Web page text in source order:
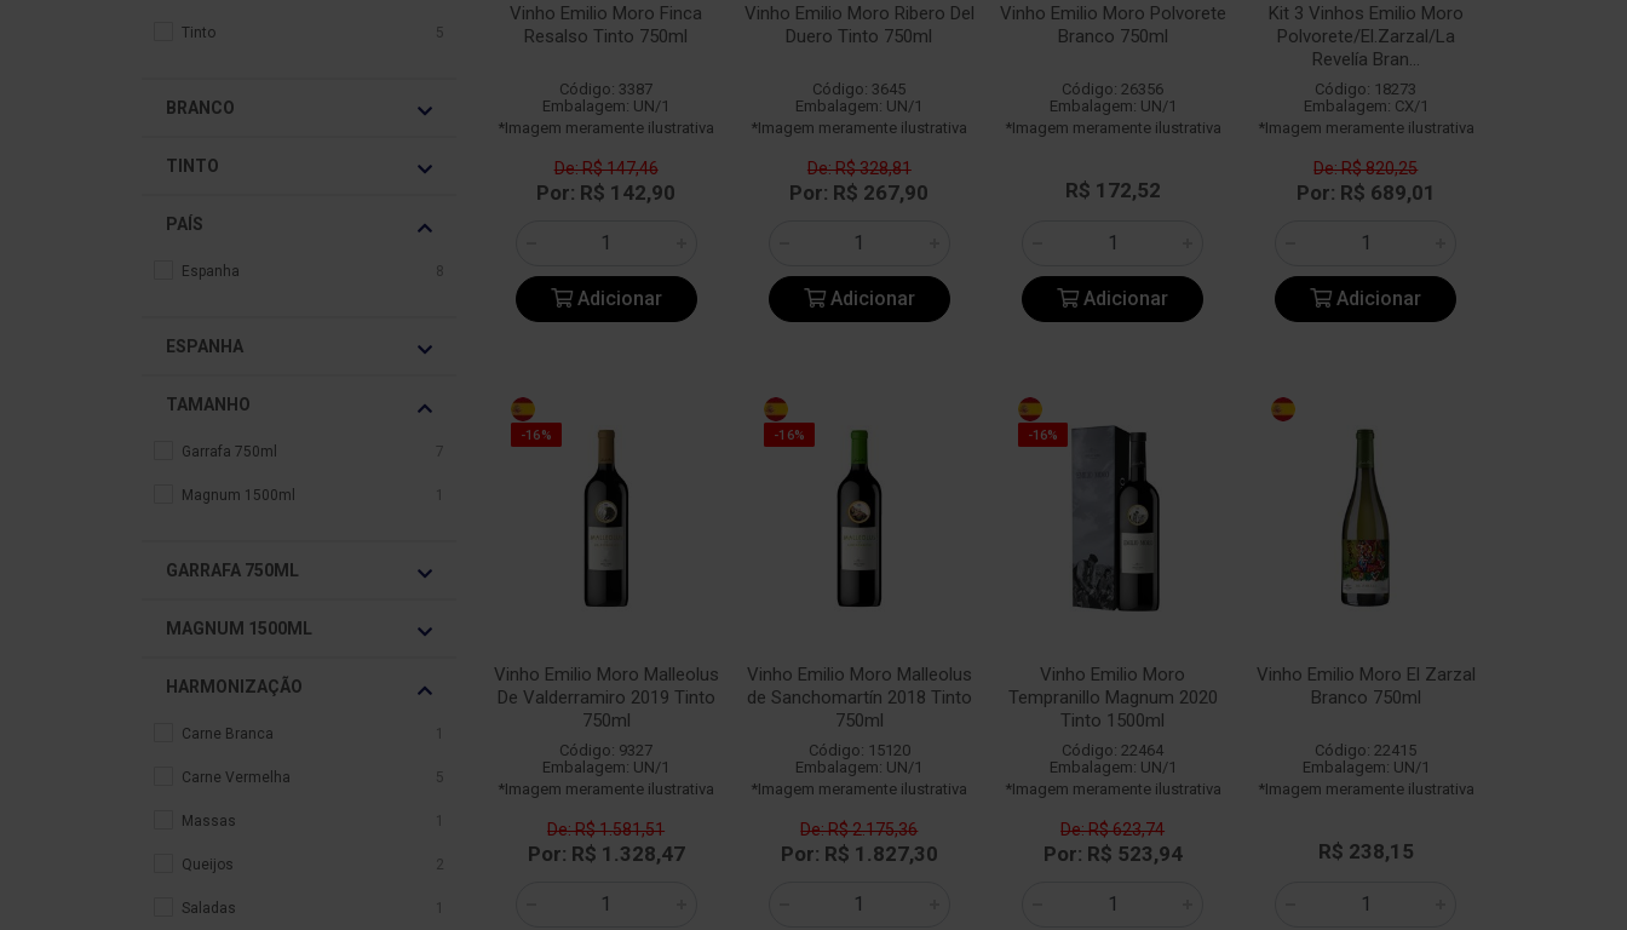
Tinto 5
BRANCO
TINTO
PAÍS
Espanha 8
ESPANHA
TAMANHO
Garrafa 750ml 7
Magnum 1500ml 1
GARRAFA 750ML
MAGNUM 1500ML
HARMONIZAÇÃO
Carne Branca 1
Carne Vermelha 5
Massas 1
Queijos 2
Saladas 1
Vinho Emilio Moro Finca
Resalso Tinto 750ml
Código: 3387
Embalagem: UN/1
*Imagem meramente ilustrativa
De: R$ 147,46
Por: R$ 142,90
Adicionar
Vinho Emilio Moro Ribero Del
Duero Tinto 750ml
Código: 3645
Embalagem: UN/1
*Imagem meramente ilustrativa
De: R$ 328,81
Por: R$ 267,90
Adicionar
Vinho Emilio Moro Polvorete
Branco 750ml
Código: 26356
Embalagem: UN/1
*Imagem meramente ilustrativa
R$ 172,52
Adicionar
Kit 3 Vinhos Emilio Moro
Polvorete/El.Zarzal/La
Revelía Bran...
Código: 18273
Embalagem: CX/1
*Imagem meramente ilustrativa
De: R$ 820,25
Por: R$ 689,01
Adicionar
-16%
Vinho Emilio Moro Malleolus
De Valderramiro 2019 Tinto
750ml
Código: 9327
Embalagem: UN/1
*Imagem meramente ilustrativa
De: R$ 1.581,51
Por: R$ 1.328,47
-16%
Vinho Emilio Moro Malleolus
de Sanchomartín 2018 Tinto
750ml
Código: 15120
Embalagem: UN/1
*Imagem meramente ilustrativa
De: R$ 2.175,36
Por: R$ 1.827,30
-16%
Vinho Emilio Moro
Tempranillo Magnum 2020
Tinto 1500ml
Código: 22464
Embalagem: UN/1
*Imagem meramente ilustrativa
De: R$ 623,74
Por: R$ 523,94
Vinho Emilio Moro El Zarzal
Branco 750ml
Código: 22415
Embalagem: UN/1
*Imagem meramente ilustrativa
R$ 238,15